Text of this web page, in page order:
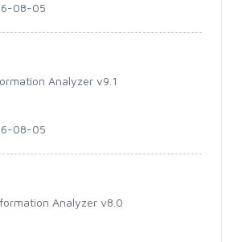
08-05
Analyzer v9.1
08-05
Analyzer v8.0